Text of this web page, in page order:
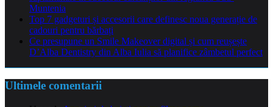
Muntenia
Top 7 gadgeturi și accesorii care definesc noua generație de
cadouri pentru bărbați
Ce presupune un Smile Makeover digital și cum reușește
D’Alba Dentistry din Alba Iulia să planifice zâmbetul perfect
Ultimele comentarii